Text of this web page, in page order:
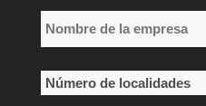
Nombre
de
la
empresa
Número